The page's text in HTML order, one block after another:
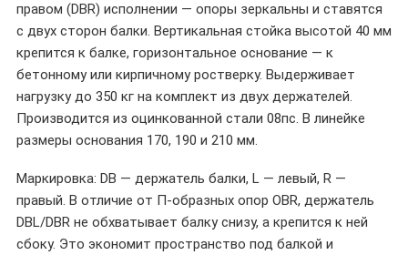
правом (DBR) исполнении — опоры зеркальны и ставятся
с двух сторон балки. Вертикальная стойка высотой 40 мм
крепится к балке, горизонтальное основание — к
бетонному или кирпичному ростверку. Выдерживает
нагрузку до 350 кг на комплект из двух держателей.
Производится из оцинкованной стали 08пс. В линейке
размеры основания 170, 190 и 210 мм.
Маркировка: DB — держатель балки, L — левый, R —
правый. В отличие от П-образных опор OBR, держатель
DBL/DBR не обхватывает балку снизу, а крепится к ней
сбоку. Это экономит пространство под балкой и